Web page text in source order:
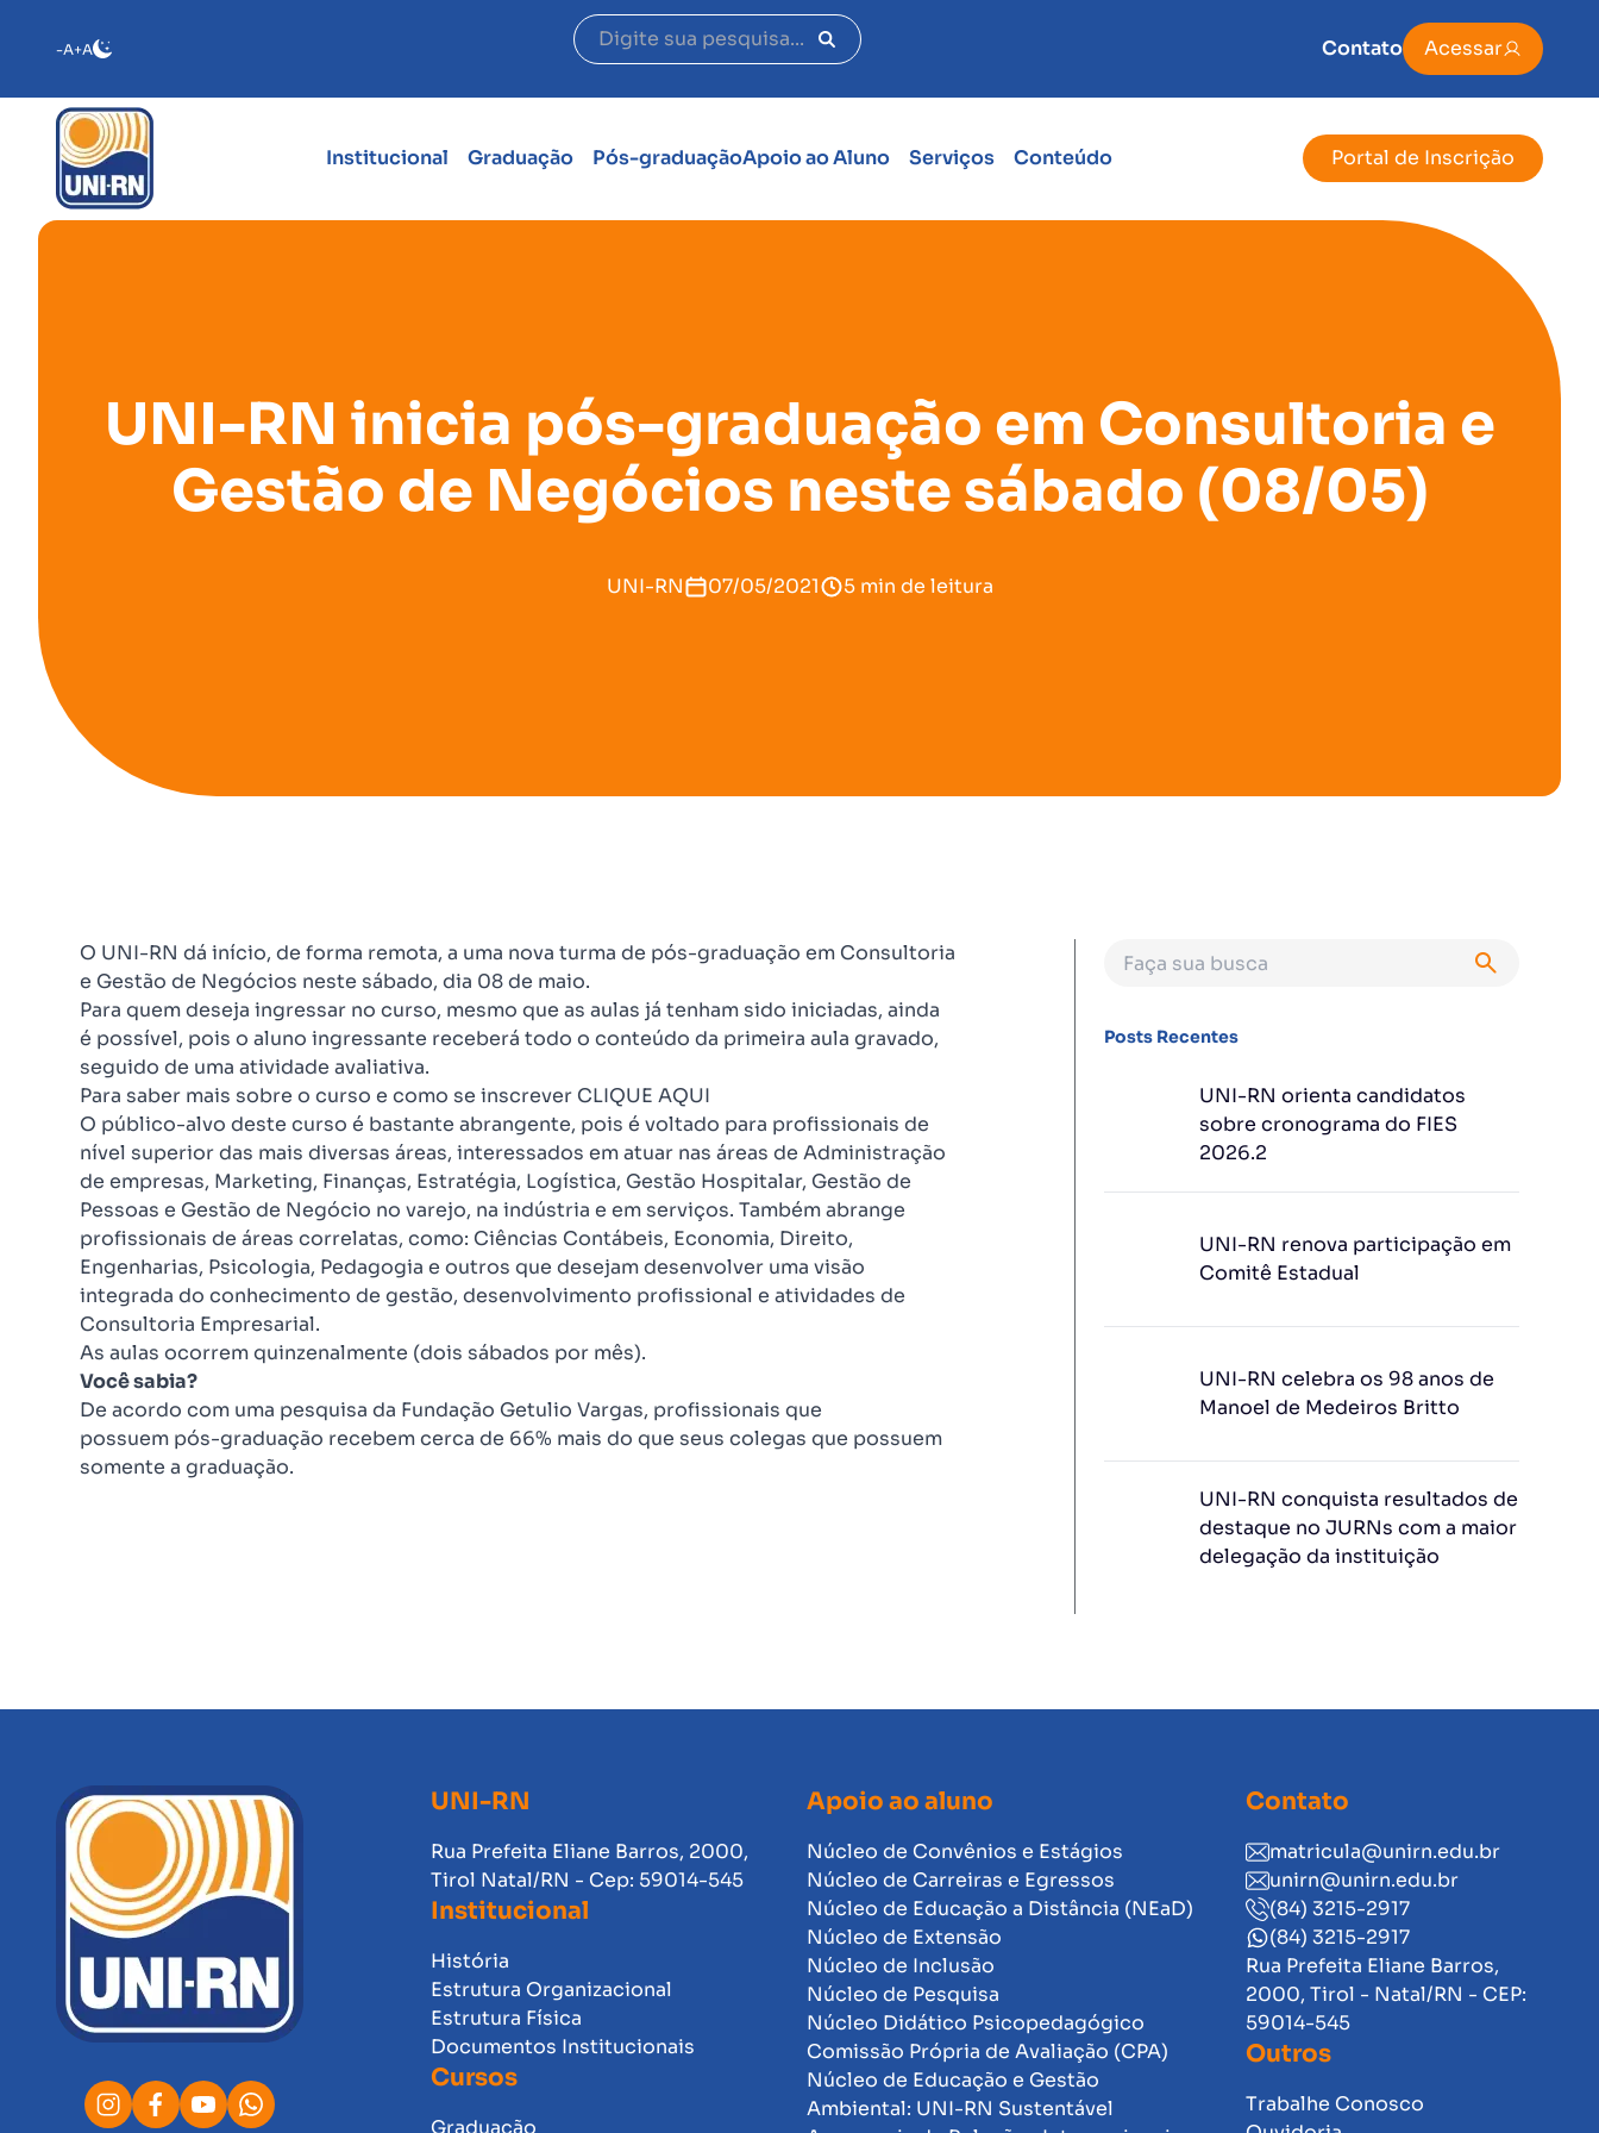
-A+A Contato Acessar
Institucional Graduação Pós-graduaçãoApoio ao Aluno Serviços Conteúdo Portal de Inscrição
UNI-RN inicia pós-graduação em Consultoria e
Gestão de Negócios neste sábado (08/05)
UNI-RN 07/05/2021 5 min de leitura
O UNI-RN dá início, de forma remota, a uma nova turma de pós-graduação em Consultoria
e Gestão de Negócios neste sábado, dia 08 de maio.
Para quem deseja ingressar no curso, mesmo que as aulas já tenham sido iniciadas, ainda
é possível, pois o aluno ingressante receberá todo o conteúdo da primeira aula gravado,
seguido de uma atividade avaliativa.
Para saber mais sobre o curso e como se inscrever CLIQUE AQUI
O público-alvo deste curso é bastante abrangente, pois é voltado para profissionais de
nível superior das mais diversas áreas, interessados em atuar nas áreas de Administração
de empresas, Marketing, Finanças, Estratégia, Logística, Gestão Hospitalar, Gestão de
Pessoas e Gestão de Negócio no varejo, na indústria e em serviços. Também abrange
profissionais de áreas correlatas, como: Ciências Contábeis, Economia, Direito,
Engenharias, Psicologia, Pedagogia e outros que desejam desenvolver uma visão
integrada do conhecimento de gestão, desenvolvimento profissional e atividades de
Consultoria Empresarial.
As aulas ocorrem quinzenalmente (dois sábados por mês).
Você sabia?
De acordo com uma pesquisa da Fundação Getulio Vargas, profissionais que
possuem pós-graduação recebem cerca de 66% mais do que seus colegas que possuem
somente a graduação.
Posts Recentes
UNI-RN orienta candidatos
sobre cronograma do FIES
2026.2
UNI-RN renova participação em
Comitê Estadual
UNI-RN celebra os 98 anos de
Manoel de Medeiros Britto
UNI-RN conquista resultados de
destaque no JURNs com a maior
delegação da instituição
UNI-RN
Rua Prefeita Eliane Barros, 2000,
Tirol Natal/RN - Cep: 59014-545
Institucional
História
Estrutura Organizacional
Estrutura Física
Documentos Institucionais
Cursos
Graduação
Apoio ao aluno
Núcleo de Convênios e Estágios
Núcleo de Carreiras e Egressos
Núcleo de Educação a Distância (NEaD)
Núcleo de Extensão
Núcleo de Inclusão
Núcleo de Pesquisa
Núcleo Didático Psicopedagógico
Comissão Própria de Avaliação (CPA)
Núcleo de Educação e Gestão
Ambiental: UNI-RN Sustentável
Contato
matricula@unirn.edu.br
unirn@unirn.edu.br
(84) 3215-2917
(84) 3215-2917
Rua Prefeita Eliane Barros,
2000, Tirol - Natal/RN - CEP:
59014-545
Outros
Trabalhe Conosco